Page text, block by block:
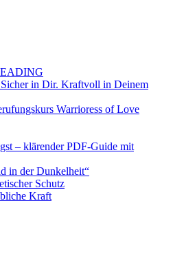
in Dir. Kraftvoll in Deinem
Warrioress of Love
– klärender PDF-Guide mit
in der Dunkelheit“
Schutz
Kraft